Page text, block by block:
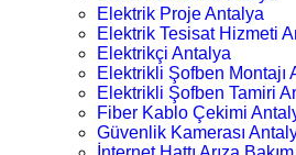
Elektrik Proje Antalya
Elektrik Tesisat Hizmeti
Elektrikçi Antalya
Elektrikli Şofben Montajı
Elektrikli Şofben Tamiri
Fiber Kablo Çekimi
Güvenlik Kamerası